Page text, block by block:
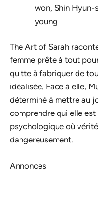
won, Shin Hyun-
young
The Art of Sarah
femme prête à tout
quitte à fabriquer de
idéalisée. Face à elle,
déterminé à mettre au
comprendre qui elle
psychologique où
dangereusement.
Annonces